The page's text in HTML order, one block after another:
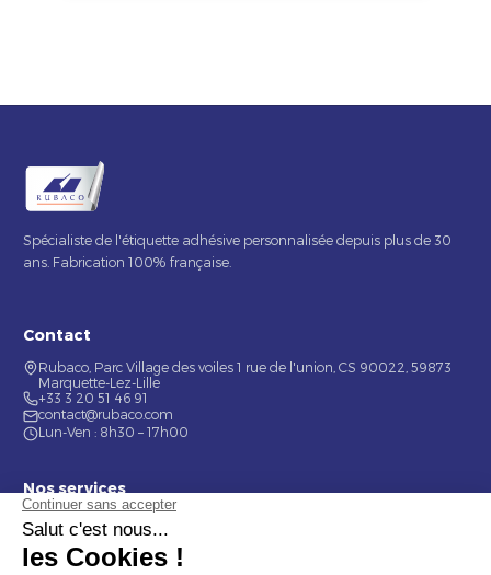
Spécialiste de l'étiquette adhésive personnalisée depuis plus de 30
ans. Fabrication 100% française.
Contact
Rubaco, Parc Village des voiles 1 rue de l'union, CS 90022, 59873
Marquette-Lez-Lille
+33 3 20 51 46 91
contact@rubaco.com
Lun-Ven : 8h30 – 17h00
Nos services
Étiquette alimentaire
Étiquette de bouteilles